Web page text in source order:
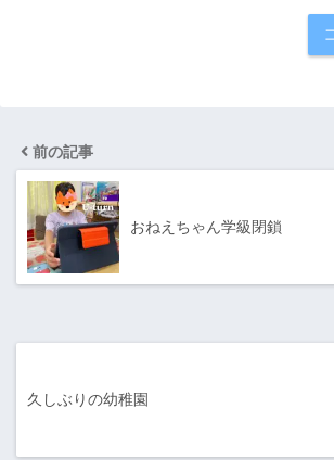
前の記事
おねえちゃん学級閉鎖
久しぶりの幼稚園